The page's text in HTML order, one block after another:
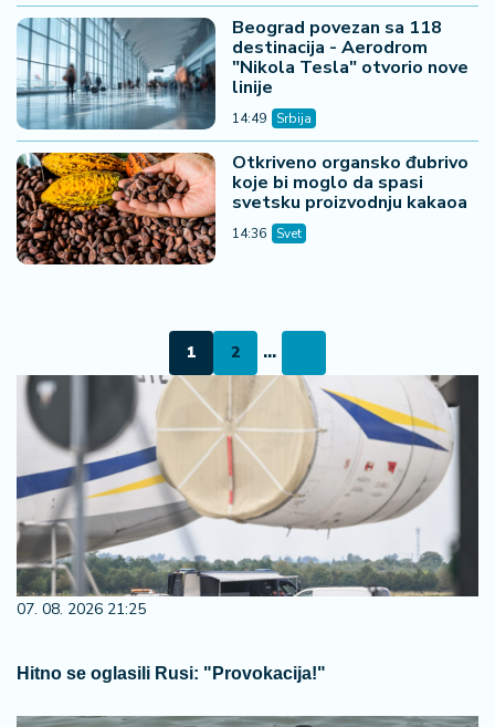
Beograd povezan sa 118
destinacija - Aerodrom
"Nikola Tesla" otvorio nove
linije
14:49 Srbija
Otkriveno organsko đubrivo
koje bi moglo da spasi
svetsku proizvodnju kakaoa
14:36 Svet
1 2 ...
07. 08. 2026 21:25
Hitno se oglasili Rusi: "Provokacija!"